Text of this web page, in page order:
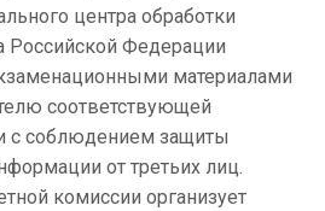
центра обработки
Российской Федерации
материалами
соответствующей
с соблюдением защиты
от третьих лиц.
комиссии организует